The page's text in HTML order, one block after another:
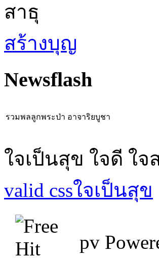
สาธุ
สร้างบุญ
Newsflash
รวมพลลูกพระป่า อาจาริยบูชา
ใจเป็นสุข ใจดี ใจ
valid cssใจเป็นสุข
pv